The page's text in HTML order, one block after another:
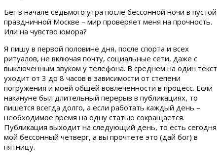
Бег в начале седьмого утра после бессонной ночи в пустой
праздничной Москве – мир проверяет меня на прочность.
Или на чувство юмора?
Я пишу в первой половине дня, после спорта и всех
ритуалов, не включая почту, социальные сети, даже с
выключенным звуком у телефона. В среднем на один текст
уходит от 3 до 8 часов в зависимости от степени
погружения и моей общей вовлеченности в процесс. Если
накануне был длительный перерыв в публикациях, то
пишется всегда долго, а если работать каждый день –
необходимое время на одну статью сокращается.
Публикация выходит на следующий день, то есть сегодня
мой бессонный четверг, а вы прочтете это (дай бог) в
пятницу.